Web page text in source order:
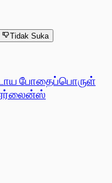
Tidak Suka
போதைப்பொருள்